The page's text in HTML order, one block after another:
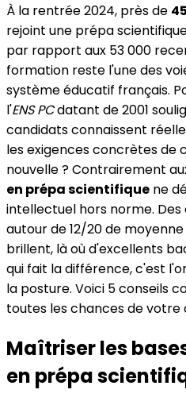
À la rentrée 2024, près de
rejoint une prépa
par rapport aux 53 000
formation reste l'une des
système éducatif français.
l'ENS PCdatant de 2001
candidats connaissent
les exigences concrètes de
nouvelle ? Contrairement
en prépa scientifique ne
intellectuel hors norme.
autour de 12/20 de
brillent, là où d'excellents
qui fait la différence, c'est
la posture. Voici 5 conseils
toutes les chances de votre
Maîtriser les
en prépa